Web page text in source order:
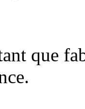
que